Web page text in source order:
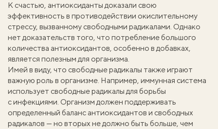
К счастью, антиоксиданты доказали свою
эффективность в противодействии окислительному
стрессу, вызванному свободными радикалами. Однако
нет доказательств того, что потребление большого
количества антиоксидантов, особенно в добавках,
является полезным для организма.
Имей в виду, что свободные радикалы также играют
важную роль в организме. Например, иммунная система
использует свободные радикалы для борьбы
с инфекциями. Организм должен поддерживать
определенный баланс антиоксидантов и свободных
радикалов — но вторых не должно быть больше, чем